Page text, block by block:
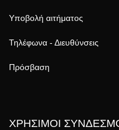
Υποβολή αιτήματος
Τηλέφωνα - Διευθύνσεις
Πρόσβαση
ΧΡΗΣΙΜΟΙ